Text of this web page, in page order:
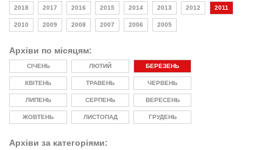
2018 2017 2016 2015 2014 2013 2012 2011
2010 2009 2008 2007 2006 2005
Архіви по місяцям:
СІЧЕНЬ ЛЮТИЙ БЕРЕЗЕНЬ
КВІТЕНЬ ТРАВЕНЬ ЧЕРВЕНЬ
ЛИПЕНЬ СЕРПЕНЬ ВЕРЕСЕНЬ
ЖОВТЕНЬ ЛИСТОПАД ГРУДЕНЬ
Архіви за категоріями: